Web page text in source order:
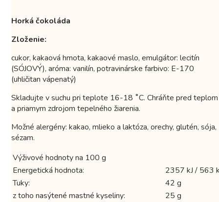
Horká čokoláda
Zloženie:
cukor, kakaová hmota, kakaové maslo, emulgátor: lecitín
(SÓJOVÝ), aróma: vanilín, potravinárske farbivo: E-170
(uhličitan vápenatý)
Skladujte v suchu pri teplote 16-18 ˚C. Chráňte pred teplom
a priamym zdrojom tepelného žiarenia.
Možné alergény: kakao, mlieko a laktóza, orechy, glutén, sója,
sézam.
Výživové hodnoty na 100 g
Energetická hodnota:
2357 kJ / 563
Tuky:
42 g
z toho nasýtené mastné kyseliny:
25 g